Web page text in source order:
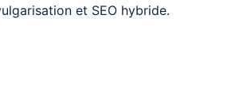
et SEO hybride.